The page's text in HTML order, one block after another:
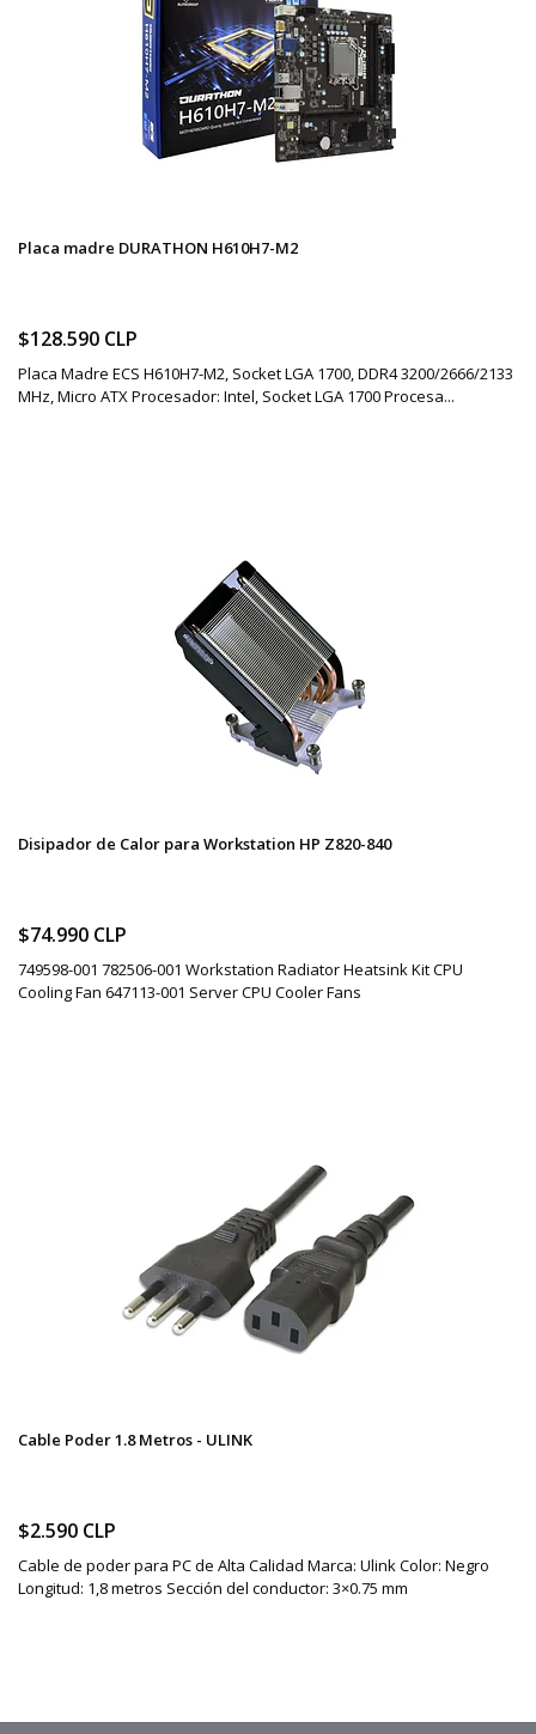
Placa madre DURATHON H610H7-M2
$128.590 CLP
Placa Madre ECS H610H7-M2, Socket LGA 1700, DDR4 3200/2666/2133
MHz, Micro ATX Procesador: Intel, Socket LGA 1700 Procesa...
Disipador de Calor para Workstation HP Z820-840
$74.990 CLP
749598-001 782506-001 Workstation Radiator Heatsink Kit CPU
Cooling Fan 647113-001 Server CPU Cooler Fans
Cable Poder 1.8 Metros - ULINK
$2.590 CLP
Cable de poder para PC de Alta Calidad Marca: Ulink Color: Negro
Longitud: 1,8 metros Sección del conductor: 3×0.75 mm